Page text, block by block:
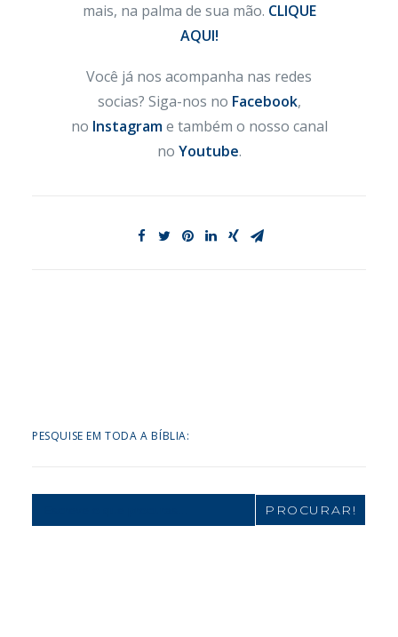
mais, na palma de sua mão. CLIQUE
AQUI!
Você já nos acompanha nas redes
socias? Siga-nos no Facebook,
no Instagrame também o nosso canal
no Youtube.
PESQUISE EM TODA A BÍBLIA:
Search